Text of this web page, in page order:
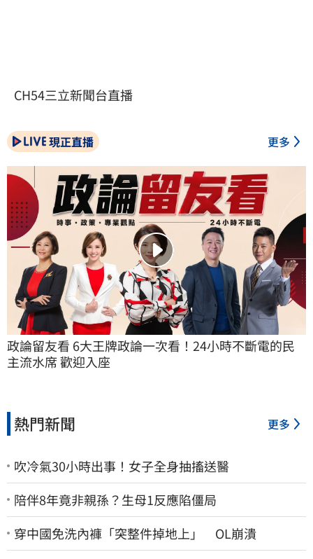
CH54三立新聞台直播
現正直播 更多
政論留友看 6大王牌政論一次看！24小時不斷電的民
主流水席 歡迎入座
熱門新聞 更多
吹冷氣30小時出事！女子全身抽搐送醫
陪伴8年竟非親孫？生母1反應陷僵局
穿中國免洗內褲「突整件掉地上」 OL崩潰